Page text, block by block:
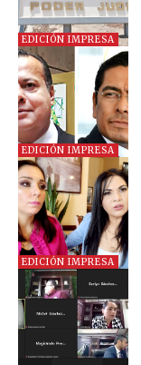
EDICIÓN IMPRESA
EDICIÓN IMPRESA
EDICIÓN IMPRESA